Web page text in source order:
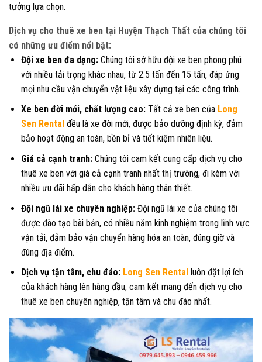
tưởng lựa chọn.
Dịch vụ cho thuê xe ben tại Huyện Thạch Thất của chúng tôi
có những ưu điểm nổi bật:
Đội xe ben đa dạng:Chúng tôi sở hữu đội xe ben phong phú
với nhiều tải trọng khác nhau, từ 2.5 tấn đến 15 tấn, đáp ứng
mọi nhu cầu vận chuyển vật liệu xây dựng tại các công trình.
Xe ben đời mới, chất lượng cao:Tất cả xe ben của Long
Sen Rental đều là xe đời mới, được bảo dưỡng định kỳ, đảm
bảo hoạt động an toàn, bền bỉ và tiết kiệm nhiên liệu.
Giá cả cạnh tranh:Chúng tôi cam kết cung cấp dịch vụ cho
thuê xe ben với giá cả cạnh tranh nhất thị trường, đi kèm với
nhiều ưu đãi hấp dẫn cho khách hàng thân thiết.
Đội ngũ lái xe chuyên nghiệp:Đội ngũ lái xe của chúng tôi
được đào tạo bài bản, có nhiều năm kinh nghiệm trong lĩnh vực
vận tải, đảm bảo vận chuyển hàng hóa an toàn, đúng giờ và
đúng địa điểm.
Dịch vụ tận tâm, chu đáo: Long Sen Rental luôn đặt lợi ích
của khách hàng lên hàng đầu, cam kết mang đến dịch vụ cho
thuê xe ben chuyên nghiệp, tận tâm và chu đáo nhất.